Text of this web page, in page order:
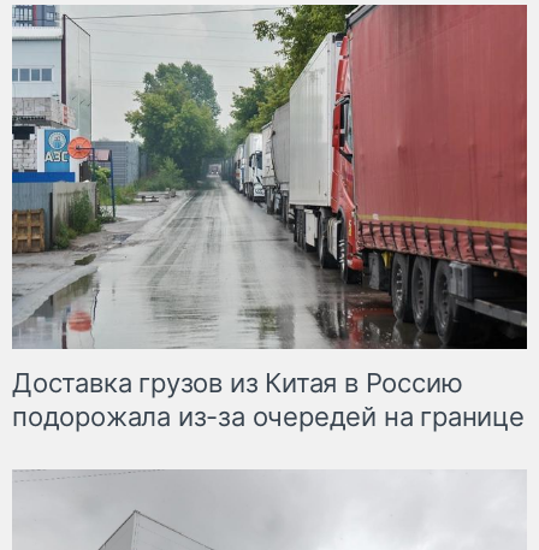
Доставка грузов из Китая в Россию
подорожала из-за очередей на границе